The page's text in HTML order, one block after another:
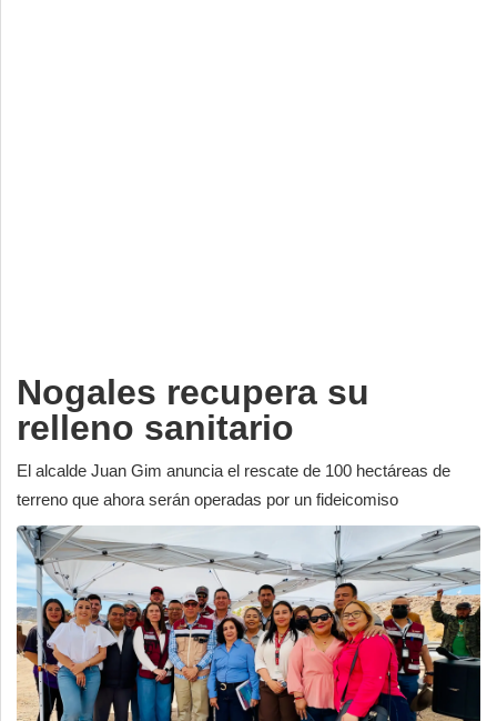
Nogales recupera su
relleno sanitario
El alcalde Juan Gim anuncia el rescate de 100 hectáreas de
terreno que ahora serán operadas por un fideicomiso